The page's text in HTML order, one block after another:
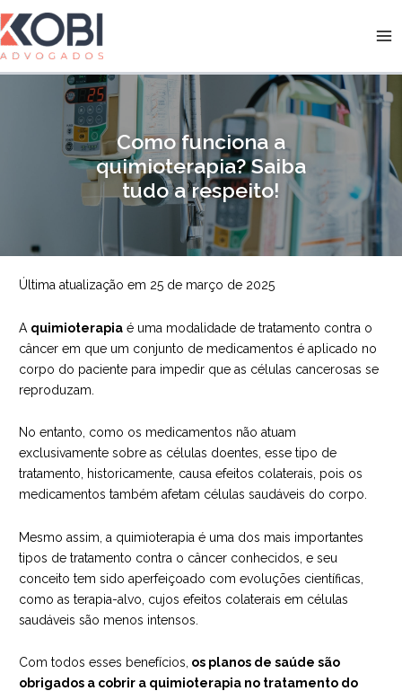
para
o
conteúdo
Como funciona a
quimioterapia? Saiba
tudo a respeito!
Última atualização em 25 de março de 2025
A quimioterapia é uma modalidade de tratamento contra o
câncer em que um conjunto de medicamentos é aplicado no
corpo do paciente para impedir que as células cancerosas se
reproduzam.
No entanto, como os medicamentos não atuam
exclusivamente sobre as células doentes, esse tipo de
tratamento, historicamente, causa efeitos colaterais, pois os
medicamentos também afetam células saudáveis do corpo.
Mesmo assim, a quimioterapia é uma dos mais importantes
tipos de tratamento contra o câncer conhecidos, e seu
conceito tem sido aperfeiçoado com evoluções científicas,
como as terapia-alvo, cujos efeitos colaterais em células
saudáveis são menos intensos.
Com todos esses benefícios, os planos de saúde são
obrigados a cobrir a quimioterapia no tratamento do